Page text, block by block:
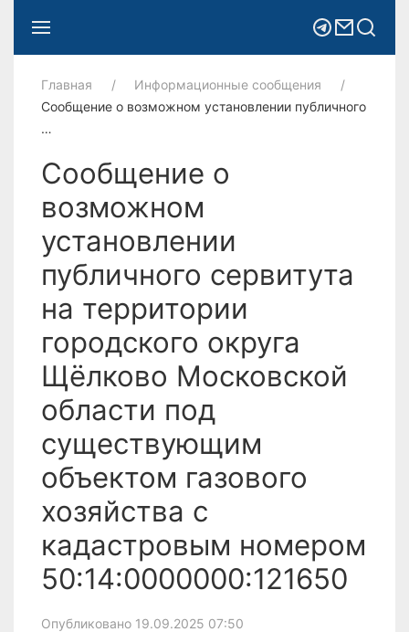
Главная
Информационные сообщения
Сообщение о возможном установлении публичного
…
Сообщение о
возможном
установлении
публичного сервитута
на территории
городского округа
Щёлково Московской
области под
существующим
объектом газового
хозяйства с
кадастровым номером
50:14:0000000:121650
Опубликовано 19.09.2025 07:50